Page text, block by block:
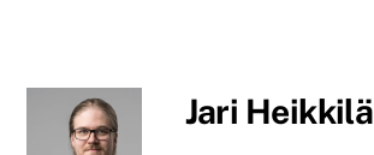
Jari Heikkilä